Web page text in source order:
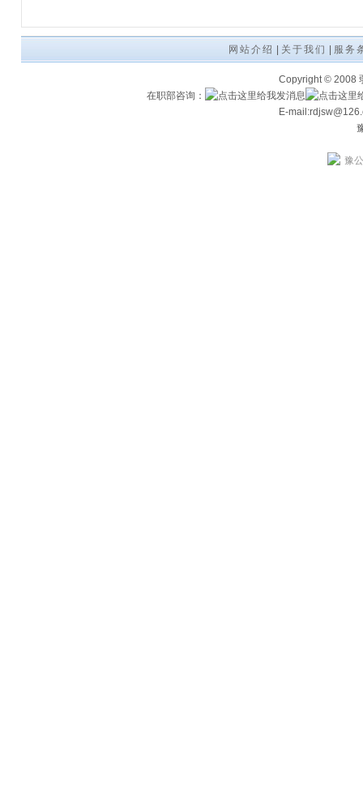
网站介绍 关于我们 服务
Copyright © 2008
在职部咨询：
E-
豫